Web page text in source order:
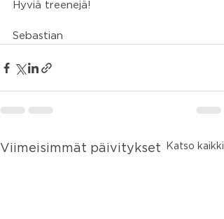
Hyviä treenejä!
Sebastian
Viimeisimmät päivitykset Katso kaikki